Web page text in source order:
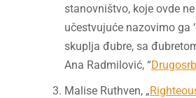
stanovništvo, koje ovde
učestvujuće nazovimo ga
skuplja đubre, sa
Ana Radmilović, “
Malise Ruthven, „